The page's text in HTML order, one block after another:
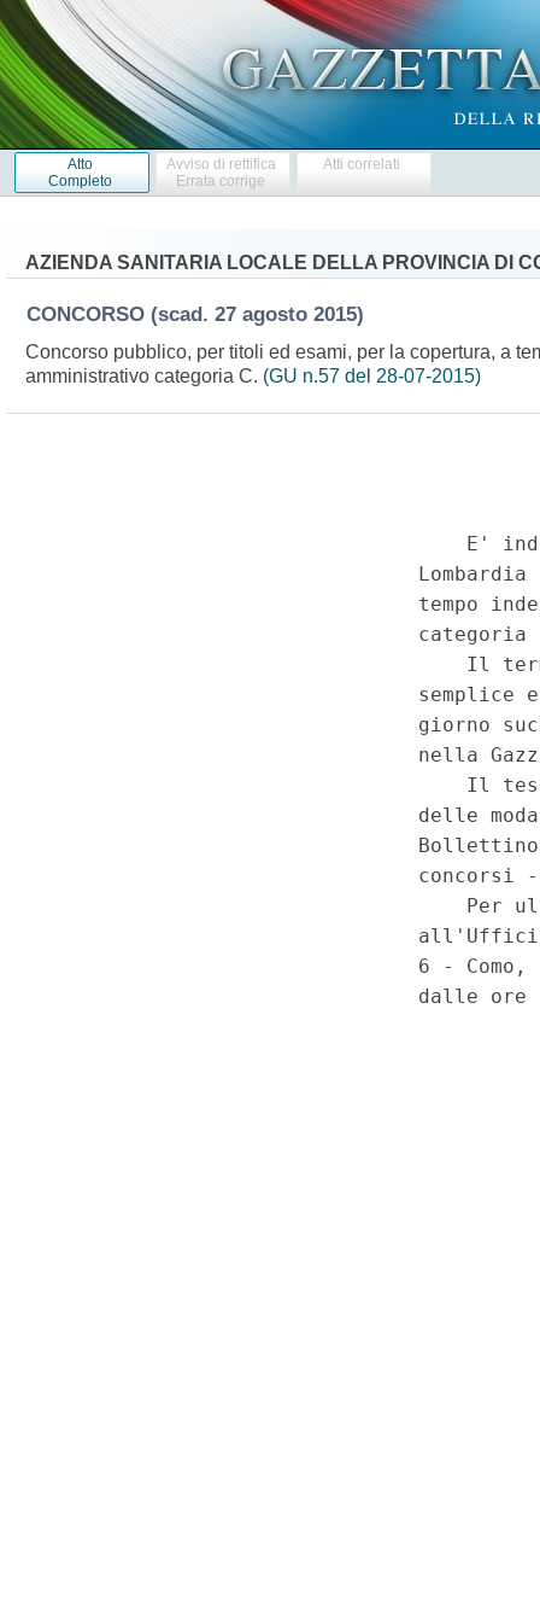
Atto
Completo
Avviso di rettifica
Errata corrige
Atti correlati
AZIENDA SANITARIA LOCALE DELLA PROVINCIA DI
CONCORSO (scad. 27 agosto 2015)
Concorso pubblico, per titoli ed esami, per la copertura, a
amministrativo categoria C. (GU n.57 del 28-07-2015)